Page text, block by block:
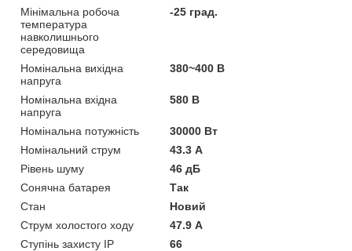
Мінімальна робоча
температура
навколишнього
середовища
-25 град.
Номінальна вихідна
напруга
380~400 В
Номінальна вхідна
напруга
580 В
Номінальна потужність
30000 Вт
Номінальний струм
43.3 А
Рівень шуму
46 дБ
Сонячна батарея
Так
Стан
Новий
Струм холостого ходу
47.9 А
Ступінь захисту IP
66